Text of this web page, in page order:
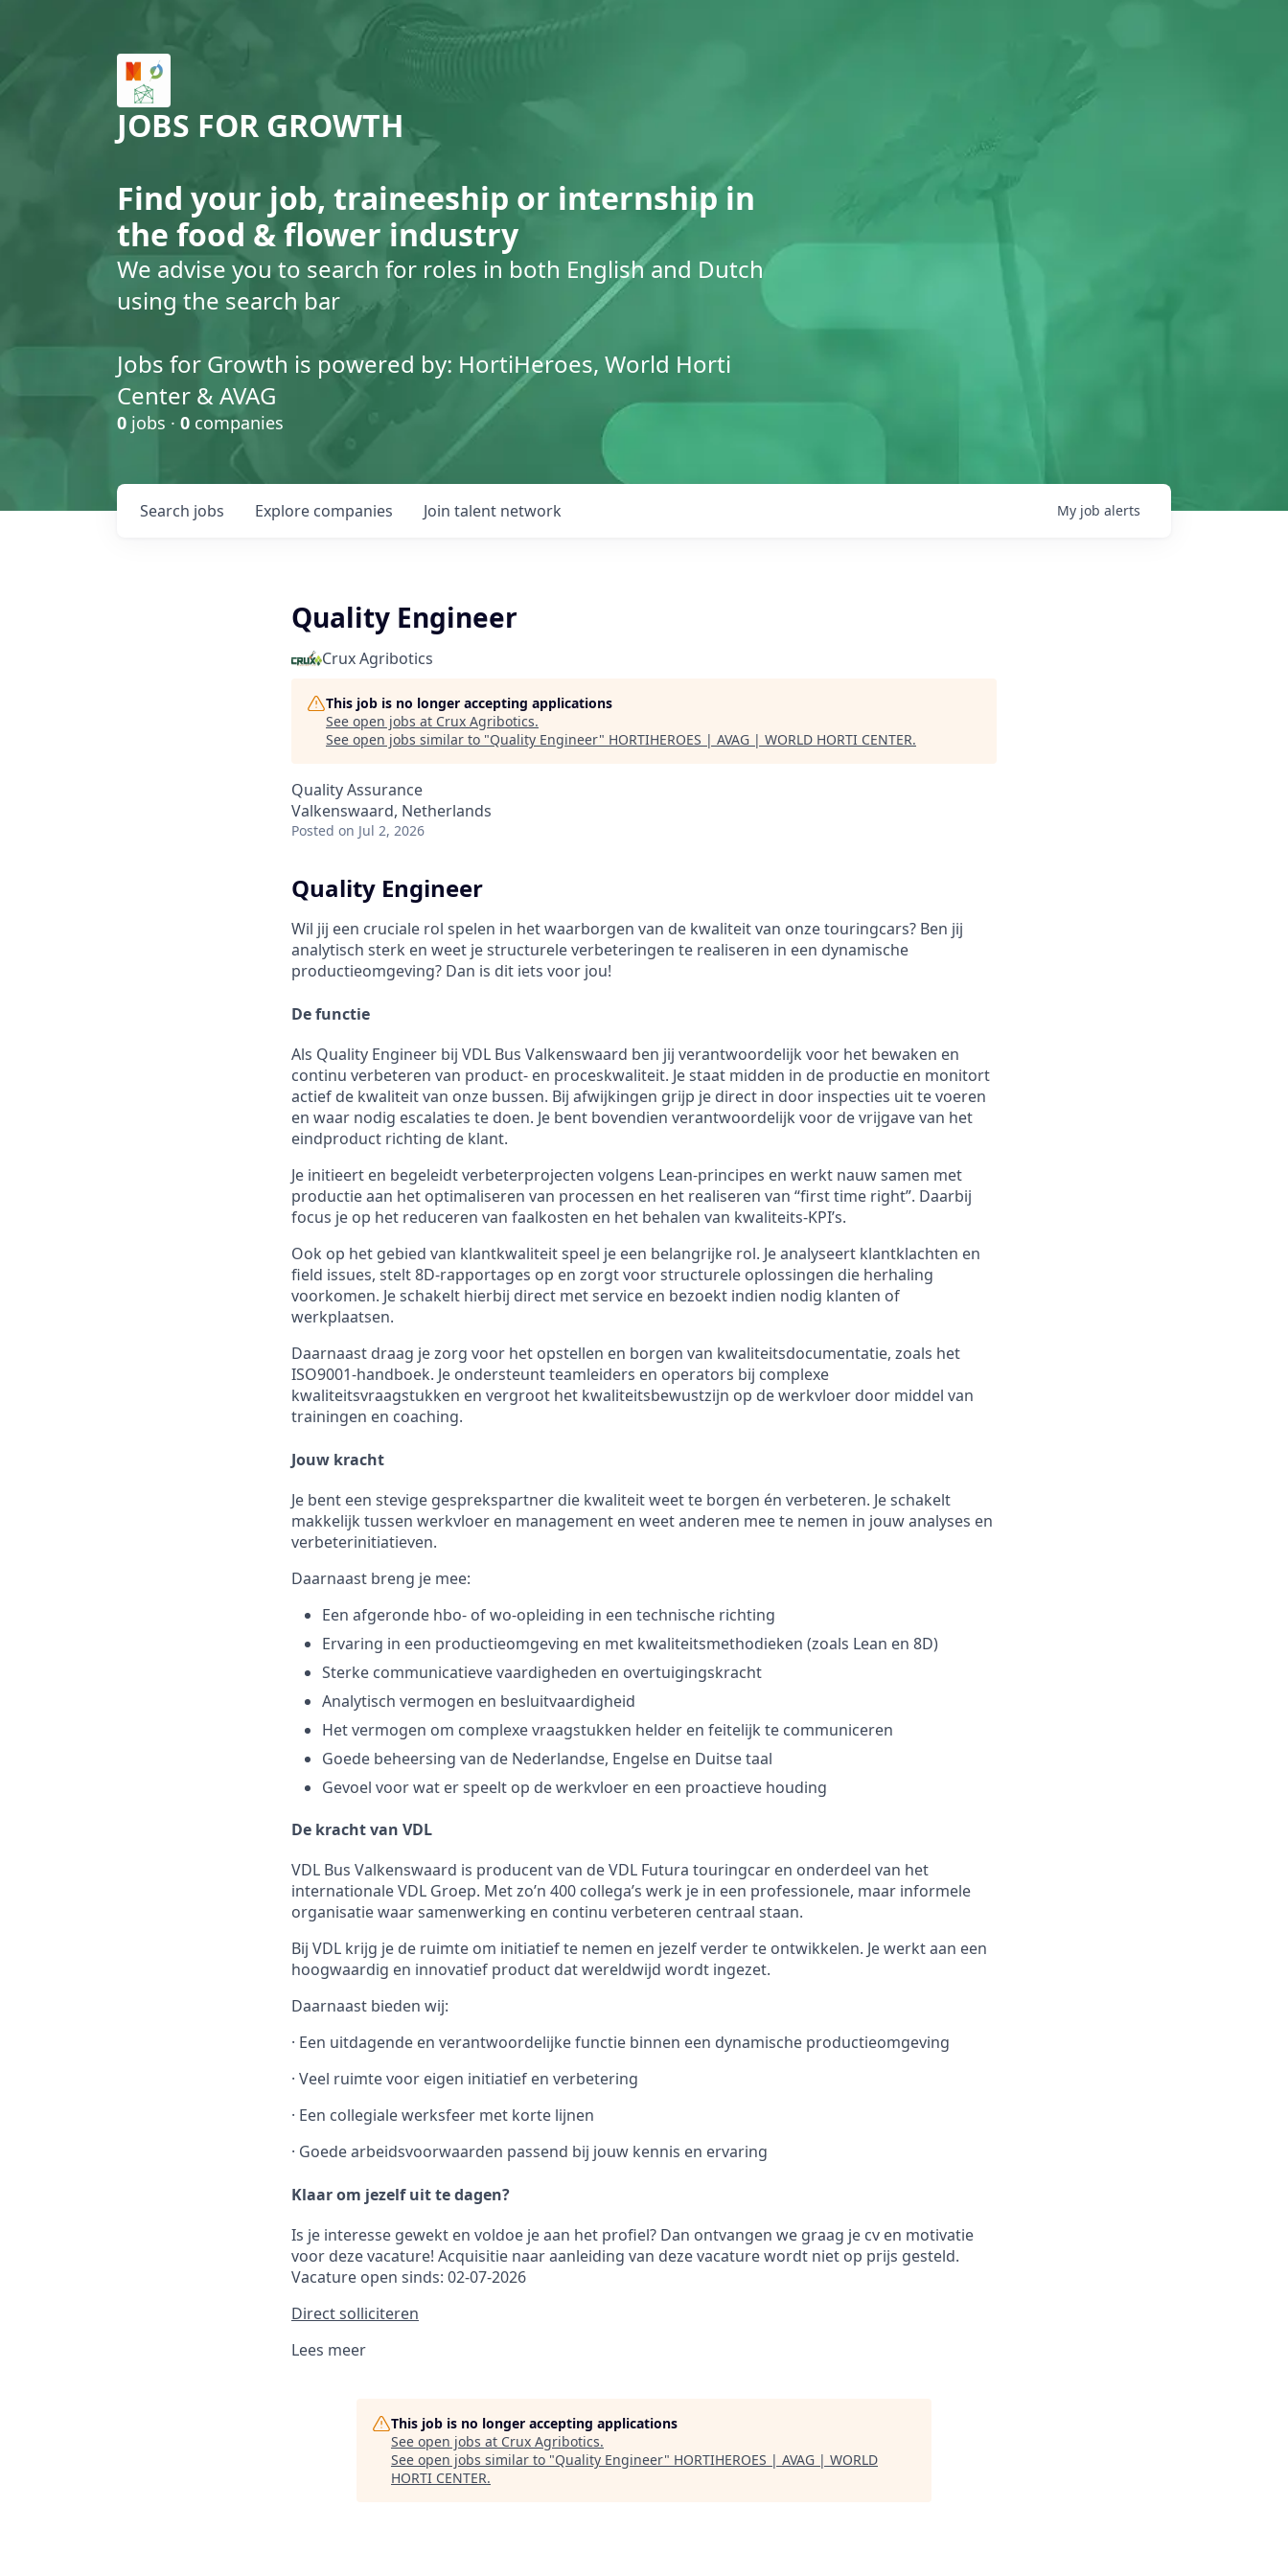
JOBS FOR GROWTH
Find your job, traineeship or internship in
the food & flower industry
We advise you to search for roles in both English and Dutch
using the search bar
Jobs for Growth is powered by: HortiHeroes, World Horti
Center & AVAG
0 jobs · 0 companies
Search jobs Explore companies Join talent network My job alerts
Quality Engineer
Crux Agribotics
This job is no longer accepting applications
See open jobs at Crux Agribotics.
See open jobs similar to "Quality Engineer" HORTIHEROES | AVAG | WORLD HORTI CENTER.
Quality Assurance
Valkenswaard, Netherlands
Posted on Jul 2, 2026
Quality Engineer
Wil jij een cruciale rol spelen in het waarborgen van de kwaliteit van onze touringcars? Ben jij
analytisch sterk en weet je structurele verbeteringen te realiseren in een dynamische
productieomgeving? Dan is dit iets voor jou!
De functie
Als Quality Engineer bij VDL Bus Valkenswaard ben jij verantwoordelijk voor het bewaken en
continu verbeteren van product- en proceskwaliteit. Je staat midden in de productie en monitort
actief de kwaliteit van onze bussen. Bij afwijkingen grijp je direct in door inspecties uit te voeren
en waar nodig escalaties te doen. Je bent bovendien verantwoordelijk voor de vrijgave van het
eindproduct richting de klant.
Je initieert en begeleidt verbeterprojecten volgens Lean-principes en werkt nauw samen met
productie aan het optimaliseren van processen en het realiseren van “first time right”. Daarbij
focus je op het reduceren van faalkosten en het behalen van kwaliteits-KPI’s.
Ook op het gebied van klantkwaliteit speel je een belangrijke rol. Je analyseert klantklachten en
field issues, stelt 8D-rapportages op en zorgt voor structurele oplossingen die herhaling
voorkomen. Je schakelt hierbij direct met service en bezoekt indien nodig klanten of
werkplaatsen.
Daarnaast draag je zorg voor het opstellen en borgen van kwaliteitsdocumentatie, zoals het
ISO9001-handboek. Je ondersteunt teamleiders en operators bij complexe
kwaliteitsvraagstukken en vergroot het kwaliteitsbewustzijn op de werkvloer door middel van
trainingen en coaching.
Jouw kracht
Je bent een stevige gesprekspartner die kwaliteit weet te borgen én verbeteren. Je schakelt
makkelijk tussen werkvloer en management en weet anderen mee te nemen in jouw analyses en
verbeterinitiatieven.
Daarnaast breng je mee:
Een afgeronde hbo- of wo-opleiding in een technische richting
Ervaring in een productieomgeving en met kwaliteitsmethodieken (zoals Lean en 8D)
Sterke communicatieve vaardigheden en overtuigingskracht
Analytisch vermogen en besluitvaardigheid
Het vermogen om complexe vraagstukken helder en feitelijk te communiceren
Goede beheersing van de Nederlandse, Engelse en Duitse taal
Gevoel voor wat er speelt op de werkvloer en een proactieve houding
De kracht van VDL
VDL Bus Valkenswaard is producent van de VDL Futura touringcar en onderdeel van het
internationale VDL Groep. Met zo’n 400 collega’s werk je in een professionele, maar informele
organisatie waar samenwerking en continu verbeteren centraal staan.
Bij VDL krijg je de ruimte om initiatief te nemen en jezelf verder te ontwikkelen. Je werkt aan een
hoogwaardig en innovatief product dat wereldwijd wordt ingezet.
Daarnaast bieden wij:
· Een uitdagende en verantwoordelijke functie binnen een dynamische productieomgeving
· Veel ruimte voor eigen initiatief en verbetering
· Een collegiale werksfeer met korte lijnen
· Goede arbeidsvoorwaarden passend bij jouw kennis en ervaring
Klaar om jezelf uit te dagen?
Is je interesse gewekt en voldoe je aan het profiel? Dan ontvangen we graag je cv en motivatie
voor deze vacature! Acquisitie naar aanleiding van deze vacature wordt niet op prijs gesteld.
Vacature open sinds: 02-07-2026
Direct solliciteren
Lees meer
This job is no longer accepting applications
See open jobs at Crux Agribotics.
See open jobs similar to "Quality Engineer" HORTIHEROES | AVAG | WORLD
HORTI CENTER.